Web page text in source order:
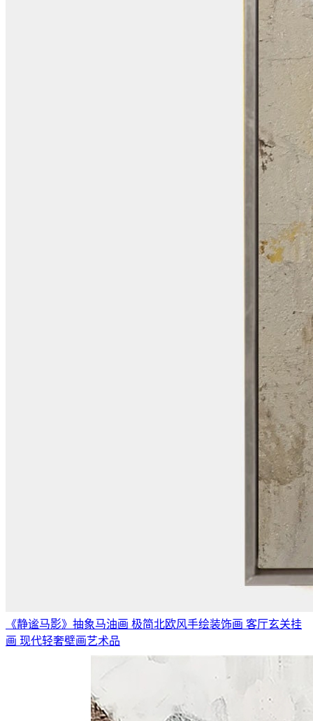
《静谧马影》抽象马油画 极简北欧风手绘装饰画 客厅玄关挂
画 现代轻奢壁画艺术品